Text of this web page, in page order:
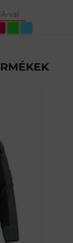
val